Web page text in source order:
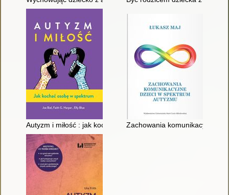
Autyzm i miłość : jak kochać osobę w spektrum
Zachowania komunikacyjne